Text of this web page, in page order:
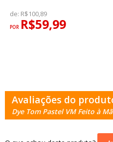
de: R$100,89
POR R$59,99
Avaliações do
Dye Tom Pastel VM Feito à